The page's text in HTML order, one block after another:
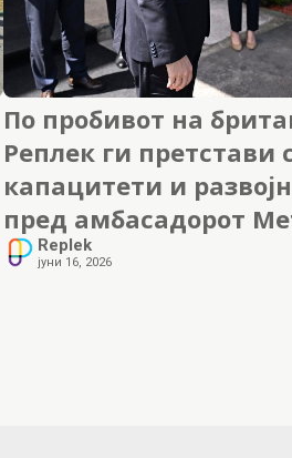
По пробивот на
Реплек ги претстави
капацитети и
пред амбасадорот
Replek
јуни 16, 2026